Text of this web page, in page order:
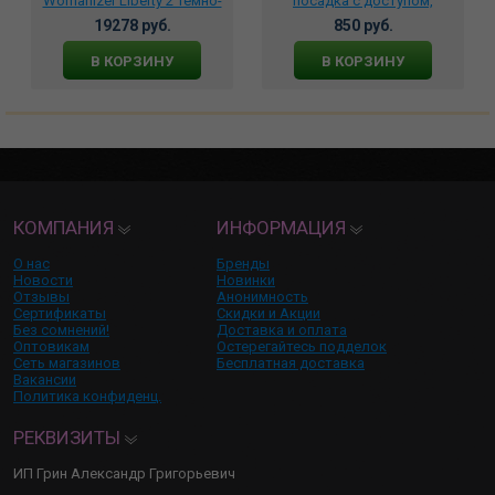
бирюзовый, wz112sg3
19278 руб.
В КОРЗИНУ
рюшами и жемчужной
нитью, 2167
850 руб.
В КОРЗИНУ
КОМПАНИЯ
О нас
Новости
Отзывы
Сертификаты
Без сомнений!
Оптовикам
Сеть магазинов
Вакансии
Политика конфиденц.
ИНФОРМАЦИЯ
Бренды
Новинки
Анонимность
Скидки и Акции
Доставка и оплата
Остерегайтесь подделок
Бесплатная доставка
РЕКВИЗИТЫ
ИП Грин Александр Григорьевич